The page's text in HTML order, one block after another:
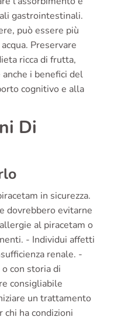
gastrointestinali.
può essere più
Preservare
ricca di frutta,
i benefici del
cognitivo e alla
Di
in sicurezza.
dovrebbero evitarne
al piracetam o
- Individui affetti
renale. -
con storia di
consigliabile
un trattamento
chi ha condizioni